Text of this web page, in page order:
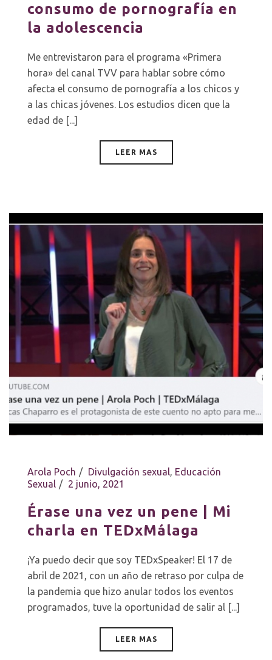
consumo de pornografía en
la adolescencia
Me entrevistaron para el programa «Primera
hora» del canal TVV para hablar sobre cómo
afecta el consumo de pornografía a los chicos y
a las chicas jóvenes. Los estudios dicen que la
edad de [...]
LEER MAS
Arola Poch Divulgación sexual, Educación
Sexual
2 junio, 2021
Érase una vez un pene | Mi
charla en TEDxMálaga
¡Ya puedo decir que soy TEDxSpeaker! El 17 de
abril de 2021, con un año de retraso por culpa de
la pandemia que hizo anular todos los eventos
programados, tuve la oportunidad de salir al [...]
LEER MAS